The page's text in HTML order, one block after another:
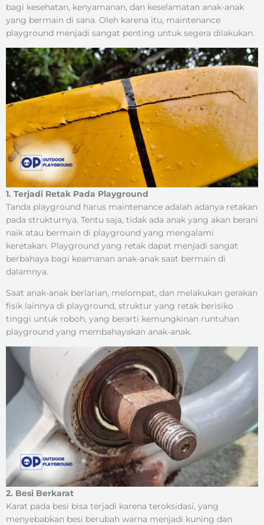
bagi kesehatan, kenyamanan, dan keselamatan anak-anak
yang bermain di sana. Oleh karena itu, maintenance
playground menjadi sangat penting untuk segera dilakukan.
1. Terjadi Retak Pada Playground
Tanda playground harus maintenance adalah adanya retakan
pada strukturnya. Tentu saja, tidak ada anak yang akan berani
naik atau bermain di playground yang mengalami
keretakan. Playground yang retak dapat menjadi sangat
berbahaya bagi keamanan anak-anak saat bermain di
dalamnya.
Saat anak-anak berlarian, melompat, dan melakukan gerakan
fisik lainnya di playground, struktur yang retak berisiko
tinggi untuk roboh, yang berarti kemungkinan runtuhan
playground yang membahayakan anak-anak.
2. Besi Berkarat
Karat pada besi bisa terjadi karena teroksidasi, yang
menyebabkan besi berubah warna menjadi kuning dan